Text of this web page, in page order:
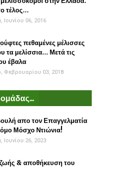
τέλος...
Ιουνίου 06, 2016
πεθαμένες μέλισσες
τα μελίσσια... Μετά τις
έβαλα
Φεβρουαρίου 03, 2018
απο τον Επαγγελματία
Μόσχο Ντιώνια!
Ιουνίου 26, 2023
ζωής & αποθήκευση του